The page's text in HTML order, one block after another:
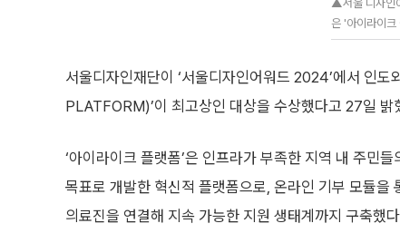
▲서울 디자인
은 '아이라이크
서울디자인재단이 ‘서울디자인어워드 2024’에서 인
PLATFORM)’이 최고상인 대상을 수상했다고 27일 밝
‘아이라이크 플랫폼’은 인프라가 부족한 지역 내 주민
목표로 개발한 혁신적 플랫폼으로, 온라인 기부 모듈을
의료진을 연결해 지속 가능한 지원 생태계까지 구축했